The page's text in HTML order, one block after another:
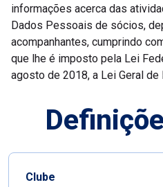
informações acerca das
Dados Pessoais de sócios,
acompanhantes, cumprindo
que lhe é imposto pela Lei
agosto de 2018, a Lei Geral
Clube